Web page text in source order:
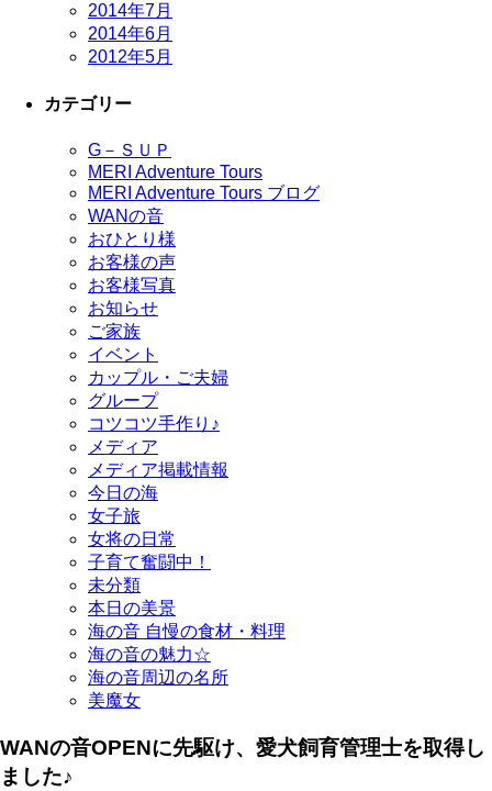
2014年7月
2014年6月
2012年5月
カテゴリー
G－ＳＵＰ
MERI Adventure Tours
MERI Adventure Tours ブログ
WANの音
おひとり様
お客様の声
お客様写真
お知らせ
ご家族
イベント
カップル・ご夫婦
グループ
コツコツ手作り♪
メディア
メディア掲載情報
今日の海
女子旅
女将の日常
子育て奮闘中！
未分類
本日の美景
海の音 自慢の食材・料理
海の音の魅力☆
海の音周辺の名所
美魔女
WANの音OPENに先駆け、愛犬飼育管理士を取得し
ました♪